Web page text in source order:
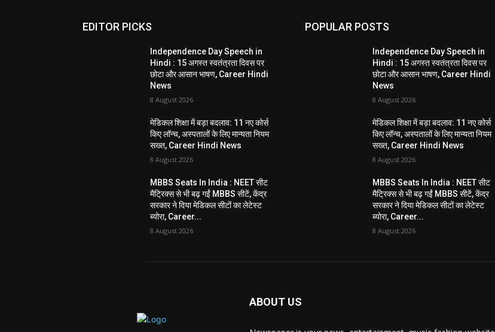
EDITOR PICKS
Independence Day Speech in
Hindi : 15 अगस्त स्वतंत्रता दिवस पर
छोटा और आसान भाषण, Career Hindi
News
8 August 2026
मेडिकल शिक्षा में बड़ा बदलाव: 11 नए कोर्स
किए लॉन्च, अस्पतालों के लिए मान्यता नियम
सख्त, Career Hindi News
8 August 2026
MBBS Seats In India : NEET सीट
मैट्रिक्स से भी बढ़ गईं MBBS सीटें, केंद्र
सरकार ने दिया मेडिकल सीटों का लेटेस्ट
ब्योरा, Career...
8 August 2026
POPULAR POSTS
Independence Day Speech in
Hindi : 15 अगस्त स्वतंत्रता दिवस पर
छोटा और आसान भाषण, Career Hindi
News
8 August 2026
मेडिकल शिक्षा में बड़ा बदलाव: 11 नए कोर्स
किए लॉन्च, अस्पतालों के लिए मान्यता नियम
सख्त, Career Hindi News
8 August 2026
MBBS Seats In India : NEET सीट
मैट्रिक्स से भी बढ़ गईं MBBS सीटें, केंद्र
सरकार ने दिया मेडिकल सीटों का लेटेस्ट
ब्योरा, Career...
8 August 2026
ABOUT US